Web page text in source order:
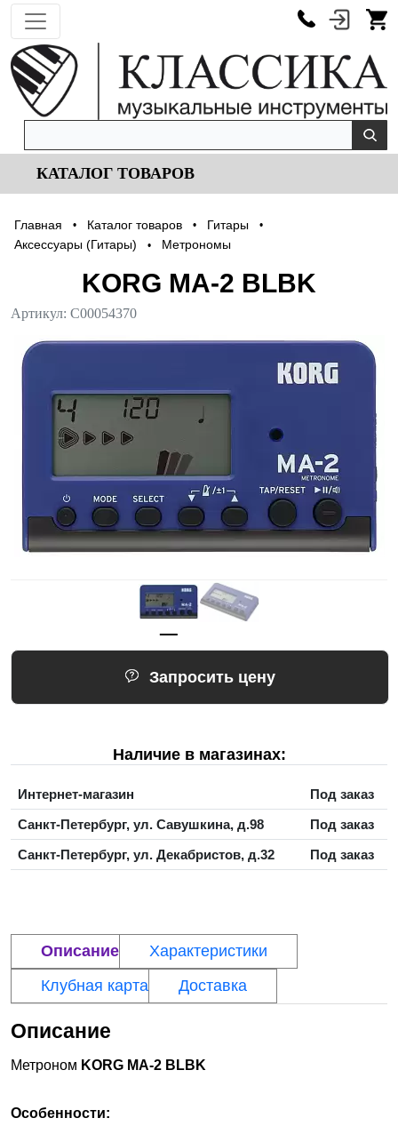
КАТАЛОГ ТОВАРОВ
Главная • Каталог товаров • Гитары •
Аксессуары (Гитары) • Метрономы
KORG MA-2 BLBK
Артикул: С00054370
Запросить цену
Наличие в магазинах:
Интернет-магазин
Под заказ
Санкт-Петербург, ул. Савушкина, д.98
Под заказ
Санкт-Петербург, ул. Декабристов, д.32
Под заказ
Описание
Характеристики
Клубная карта
Доставка
Описание
Метроном KORG MA-2 BLBK
Особенности: